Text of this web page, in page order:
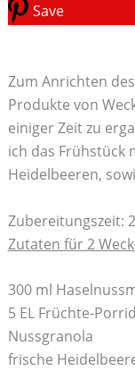
Save
Zum Anrichten
Produkte von
einiger Zeit zu
ich das Frühstück
Heidelbeeren,
Zubereitungszeit:
Zutaten für 2
300 ml
5 EL Früchte-
Nussgranola
frische